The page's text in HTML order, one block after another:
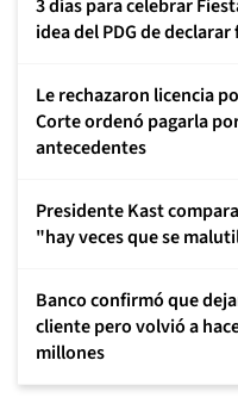
3 días para celebrar
idea del PDG de
Le rechazaron licencia
Corte ordenó pagarla
antecedentes
Presidente Kast
"hay veces que se
Banco confirmó que
cliente pero volvió a
millones